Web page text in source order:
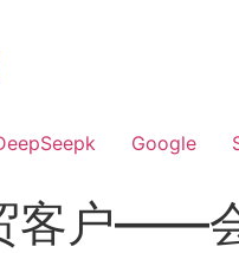
Google
客户——